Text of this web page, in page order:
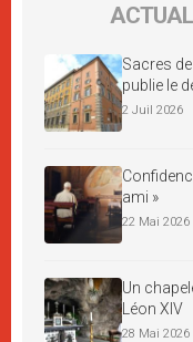
Sacres
publie le
2 Juil 2026
ami »
22 Mai 2026
Un
Léon XIV
28 Mai 2026